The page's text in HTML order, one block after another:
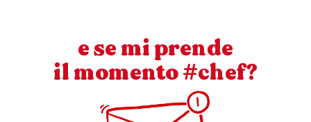
e se mi prende
il momento #chef?